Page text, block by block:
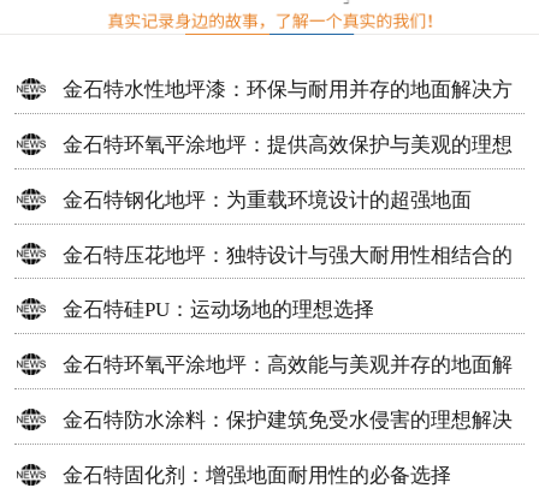
金石特水性地坪漆：环保与耐用并存的地面解决方
案
金石特环氧平涂地坪：提供高效保护与美观的理想
选择
金石特钢化地坪：为重载环境设计的超强地面
金石特压花地坪：独特设计与强大耐用性相结合的
地面材料
金石特硅PU：运动场地的理想选择
金石特环氧平涂地坪：高效能与美观并存的地面解
决方案
金石特防水涂料：保护建筑免受水侵害的理想解决
方案
金石特固化剂：增强地面耐用性的必备选择